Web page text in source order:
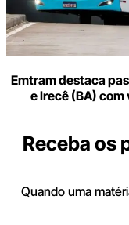
Emtram destaca
e Irecê (BA)
Receba os
Quando uma